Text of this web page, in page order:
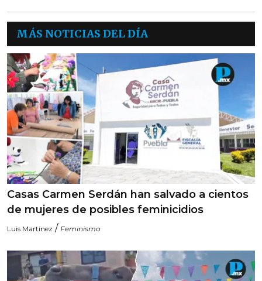
MÁS NOTICIAS DEL DÍA
Casas Carmen Serdán han salvado a cientos
de mujeres de posibles feminicidios
Luis Martínez / Feminismo